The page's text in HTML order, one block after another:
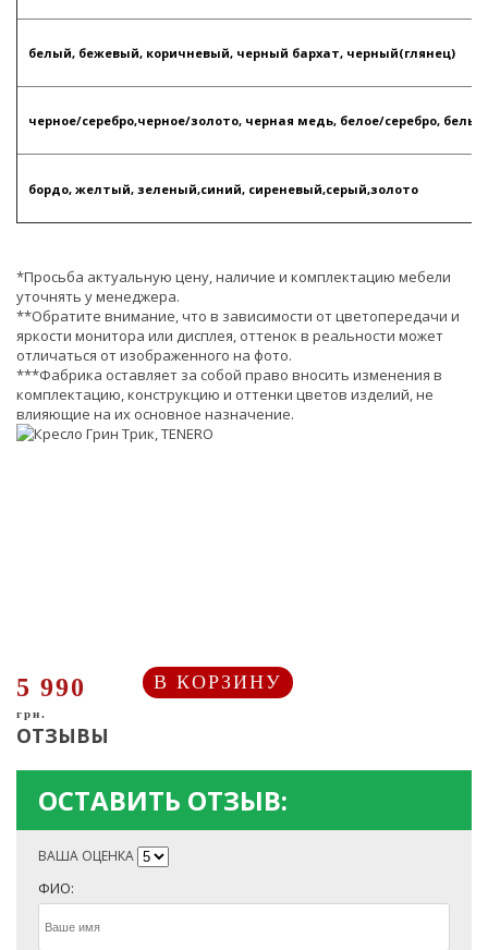
белый, бежевый, коричневый, черный бархат, черный(глянец)
черное/серебро,черное/золото, черная медь, белое/серебро,
бордо, желтый, зеленый,синий, сиреневый,серый,золото
*Просьба актуальную цену, наличие и комплектацию мебели
уточнять у менеджера.
**Обратите внимание, что в зависимости от цветопередачи и
яркости монитора или дисплея, оттенок в реальности может
отличаться от изображенного на фото.
***Фабрика оставляет за собой право вносить изменения в
комплектацию, конструкцию и оттенки цветов изделий, не
влияющие на их основное назначение.
5 990
грн.
В КОРЗИНУ
ОТЗЫВЫ
ОСТАВИТЬ ОТЗЫВ:
ВАША ОЦЕНКА
ФИО: